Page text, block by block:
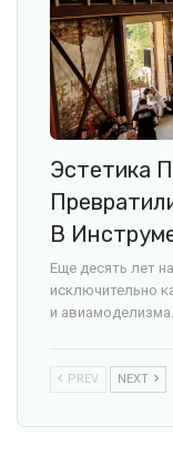
Эстетика
В
Еще десять лет
исключительно
и
PREV NEXT